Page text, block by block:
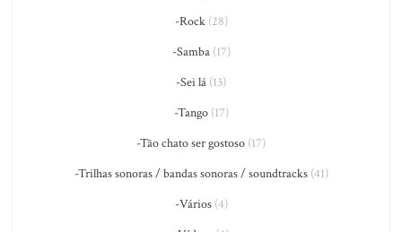
-Rock(28)
-Samba(17)
-Sei lá (13)
-Tango(17)
-Tão chato ser gostoso (17)
-Trilhas sonoras / bandas sonoras / soundtracks(41)
-Vários(4)